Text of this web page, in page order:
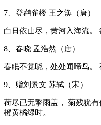
7、登鹳雀楼 王之涣（唐）
白日依山尽，黄河入海流。
8、春晓 孟浩然（唐）
春眠不觉晓，处处闻啼鸟。
9、赠刘景文 苏轼（宋）
荷尽已无擎雨盖， 菊残犹
橙黄橘绿时。